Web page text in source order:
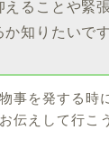
えることや緊
知りたいで
事を発する時
伝えして行こ